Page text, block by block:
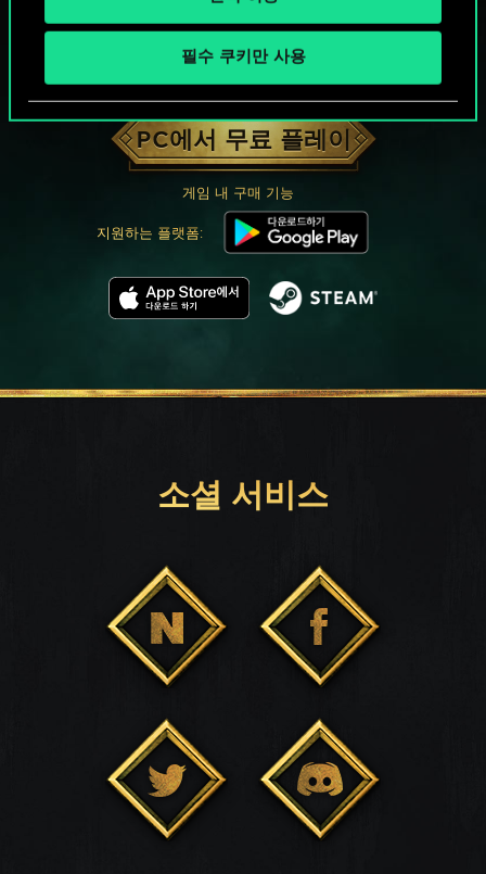
필수 쿠키만 사용
궨트 한 판 어떠신가요?
PC에서 무료 플레이
게임 내 구매 기능
지원하는 플랫폼:
소셜 서비스